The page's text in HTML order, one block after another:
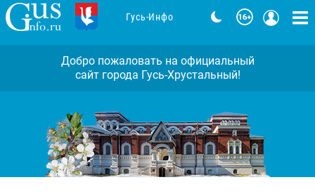
Задержан исполнительный директор
коммерческой организации по
обвинению в покушении на
Гусь-Инфо
Добро пожаловать на официальный
сайт города Гусь-Хрустальный!